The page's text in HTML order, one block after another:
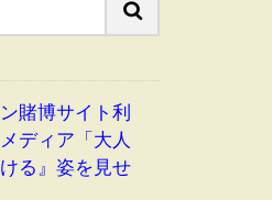
賭博サイト利
ディア「大人
る』姿を見せ